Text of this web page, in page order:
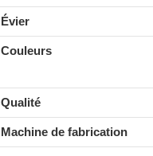
Évier
Couleurs
Qualité
Machine de fabrication